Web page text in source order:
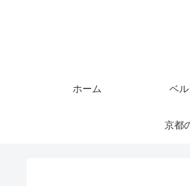
ホーム ベ
京都